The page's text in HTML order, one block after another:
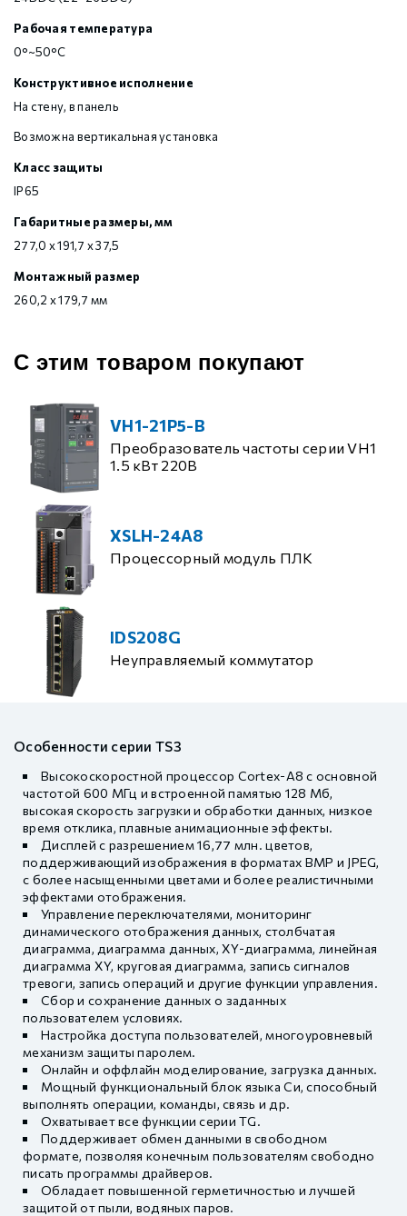
Рабочая температура
0°~50°C
Конструктивное исполнение
На стену, в панель
Возможна вертикальная установка
Класс защиты
IP65
Габаритные размеры, мм
277,0 х 191,7 х 37,5
Монтажный размер
260,2 х 179,7 мм
С этим товаром покупают
VH1-21P5-B
Преобразователь частоты серии VH1
1.5 кВт 220В
XSLH-24A8
Процессорный модуль ПЛК
IDS208G
Неуправляемый коммутатор
Особенности серии TS3
Высокоскоростной процессор Cortex-A8 с основной
частотой 600 МГц и встроенной памятью 128 Мб,
высокая скорость загрузки и обработки данных, низкое
время отклика, плавные анимационные эффекты.
Дисплей с разрешением 16,77 млн. цветов,
поддерживающий изображения в форматах BMP и JPEG,
с более насыщенными цветами и более реалистичными
эффектами отображения.
Управление переключателями, мониторинг
динамического отображения данных, столбчатая
диаграмма, диаграмма данных, XY-диаграмма, линейная
диаграмма XY, круговая диаграмма, запись сигналов
тревоги, запись операций и другие функции управления.
Сбор и сохранение данных о заданных
пользователем условиях.
Настройка доступа пользователей, многоуровневый
механизм защиты паролем.
Онлайн и оффлайн моделирование, загрузка данных.
Мощный функциональный блок языка Си, способный
выполнять операции, команды, связь и др.
Охватывает все функции серии TG.
Поддерживает обмен данными в свободном
формате, позволяя конечным пользователям свободно
писать программы драйверов.
Обладает повышенной герметичностью и лучшей
защитой от пыли, водяных паров.